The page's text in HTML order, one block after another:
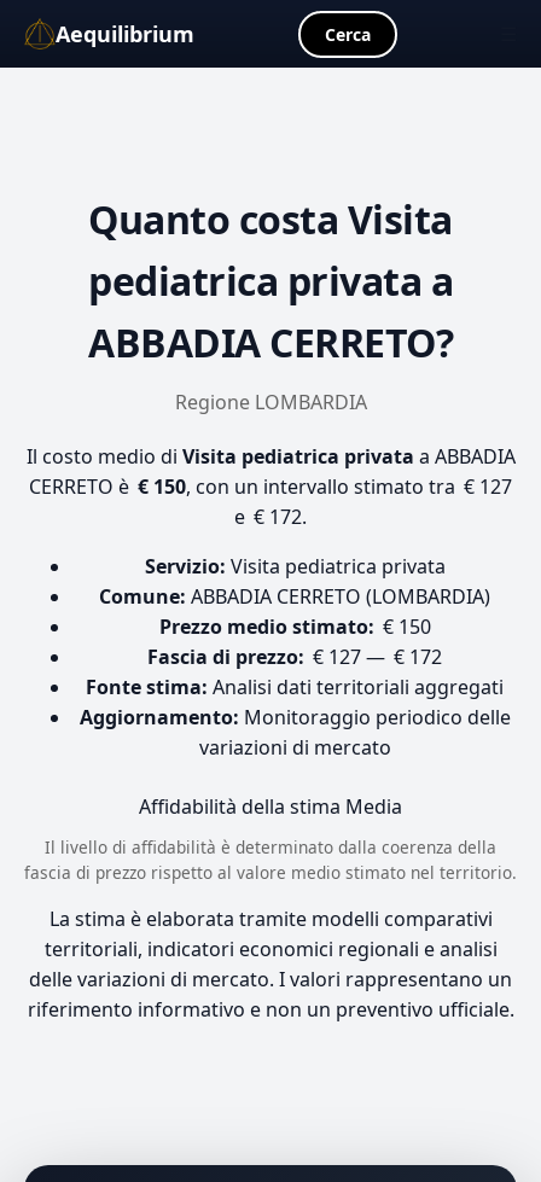
Aequilibrium Cerca
Quanto costa Visita
pediatrica privata a
ABBADIA CERRETO?
Regione LOMBARDIA
Il costo medio di Visita pediatrica privata a ABBADIA
CERRETO è € 150, con un intervallo stimato tra € 127
e € 172.
Servizio: Visita pediatrica privata
Comune: ABBADIA CERRETO (LOMBARDIA)
Prezzo medio stimato: € 150
Fascia di prezzo: € 127 — € 172
Fonte stima: Analisi dati territoriali aggregati
Aggiornamento: Monitoraggio periodico delle
variazioni di mercato
Affidabilità della stima Media
Il livello di affidabilità è determinato dalla coerenza della
fascia di prezzo rispetto al valore medio stimato nel territorio.
La stima è elaborata tramite modelli comparativi
territoriali, indicatori economici regionali e analisi
delle variazioni di mercato. I valori rappresentano un
riferimento informativo e non un preventivo ufficiale.